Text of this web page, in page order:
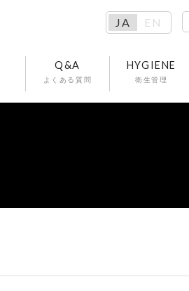
JA EN
Q&A
よくある質問
HYGIENE
衛生管理